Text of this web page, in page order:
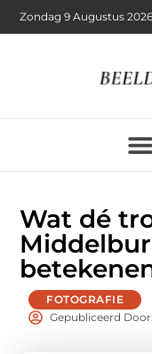
Zondag 9 Augustus 2026
Wat dé
FOTOGRAFIE
Gepubliceerd